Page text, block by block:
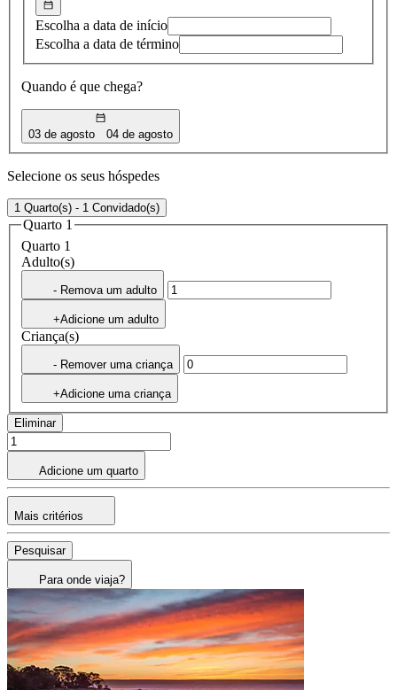
Escolha a data de início
Escolha a data de término
Quando é que chega?
03 de agosto 04 de agosto
Selecione os seus hóspedes
1 Quarto(s) - 1 Convidado(s)
Quarto 1
Quarto 1
Adulto(s)
- Remova um adulto
+Adicione um adulto
Criança(s)
- Remover uma criança
+Adicione uma criança
Eliminar
Adicione um quarto
Mais critérios
Pesquisar
Para onde viaja?